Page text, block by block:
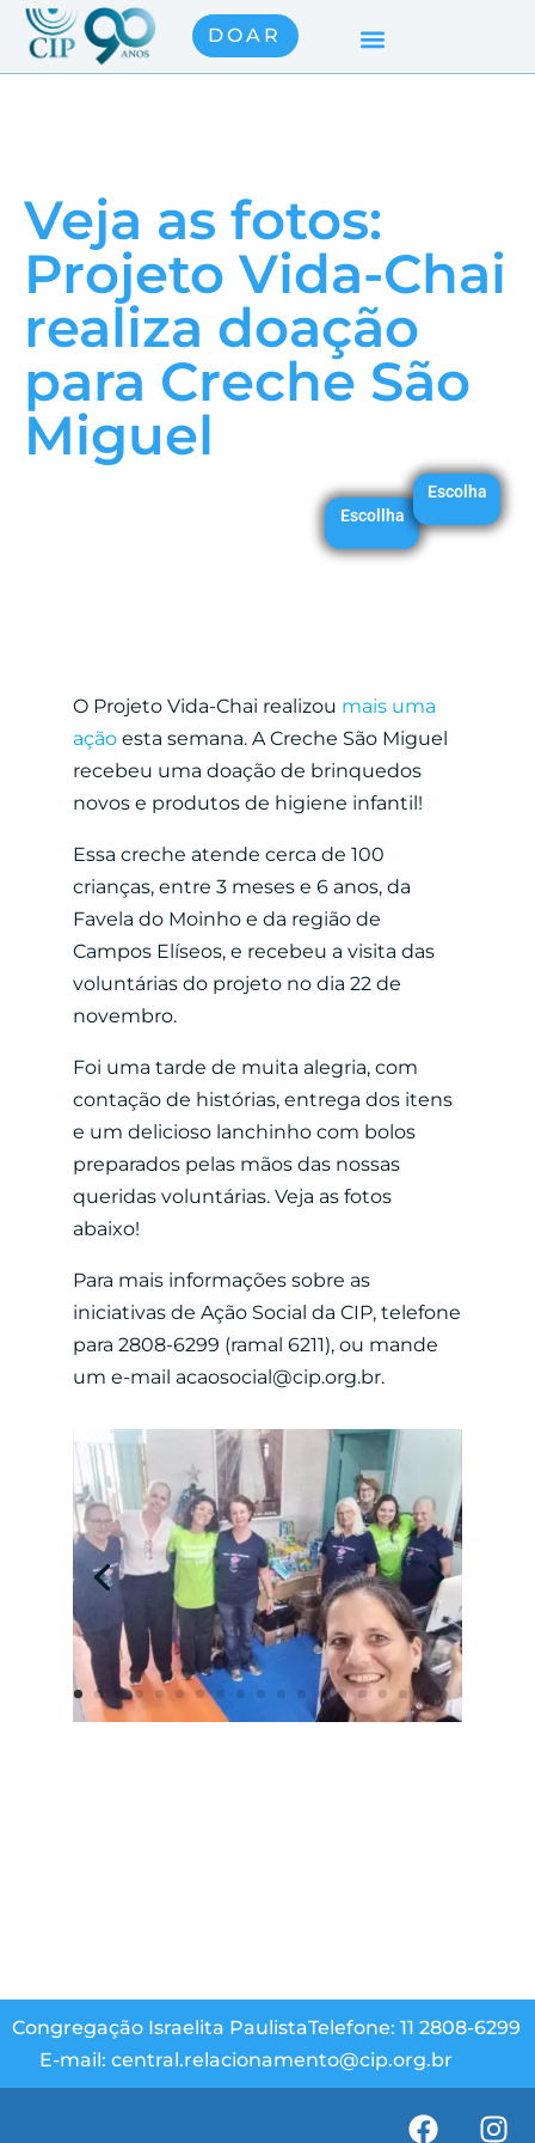
DOAR
Veja as fotos:
Projeto Vida-Chai
realiza doação
para Creche São
Miguel
Escollha
Escolha
O Projeto Vida-Chai realizou mais uma
açãoesta semana. A Creche São Miguel
recebeu uma doação de brinquedos
novos e produtos de higiene infantil!
Essa creche atende cerca de 100
crianças, entre 3 meses e 6 anos, da
Favela do Moinho e da região de
Campos Elíseos, e recebeu a visita das
voluntárias do projeto no dia 22 de
novembro.
Foi uma tarde de muita alegria, com
contação de histórias, entrega dos itens
e um delicioso lanchinho com bolos
preparados pelas mãos das nossas
queridas voluntárias. Veja as fotos
abaixo!
Para mais informações sobre as
iniciativas de Ação Social da CIP, telefone
para 2808-6299 (ramal 6211), ou mande
um e-mail acaosocial@cip.org.br.
Congregação Israelita PaulistaTelefone: 11 2808-6299
E-mail: central.relacionamento@cip.org.br